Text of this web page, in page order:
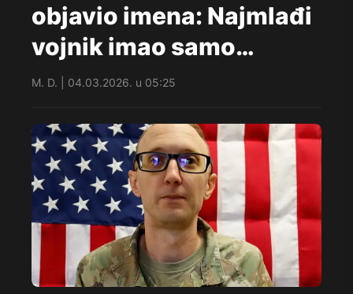
objavio imena: Najmlađi
vojnik imao samo…
M. D. | 04.03.2026. u 05:25